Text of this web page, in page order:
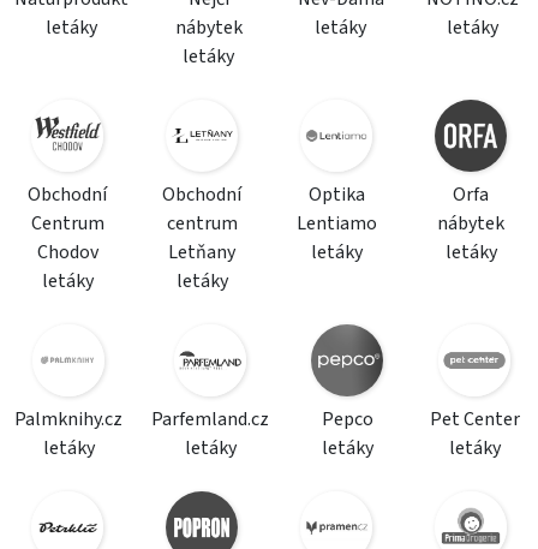
letáky
nábytek
letáky
letáky
letáky
Obchodní
Centrum
Chodov
letáky
Obchodní
centrum
Letňany
letáky
Optika
Lentiamo
letáky
Orfa
nábytek
letáky
Palmknihy.cz
letáky
Parfemland.cz
letáky
Pepco
letáky
Pet Center
letáky